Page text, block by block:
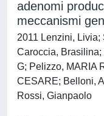
adenomi
meccanismi
2011 Lenzini, Livia;
Caroccia, Brasilina;
G; Pelizzo, MARIA
CESARE; Belloni,
Rossi, Gianpaolo